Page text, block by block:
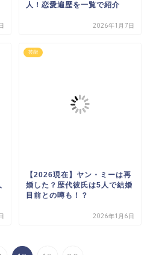
人！恋愛遍歴を一覧で紹介
2026年1月7日
芸能
【2026現在】ヤン・ミーは再
婚した？歴代彼氏は5人で結婚
目前との噂も！？
2026年1月6日